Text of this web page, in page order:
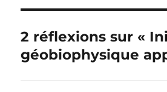
2 réflexions sur «
géobiophysique